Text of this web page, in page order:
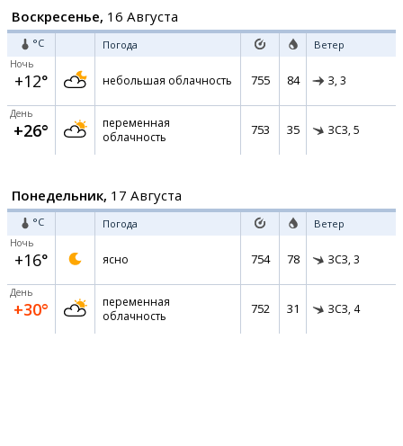
Воскресенье, 16 Августа
°C Погода Ветер
Ночь
+12° небольшая облачность 755 84 З, 3
День
+26°
переменная
облачность
753 35 ЗСЗ, 5
Понедельник, 17 Августа
°C Погода Ветер
Ночь
+16° ясно 754 78 ЗСЗ, 3
День
+30°
переменная
облачность
752 31 ЗСЗ, 4